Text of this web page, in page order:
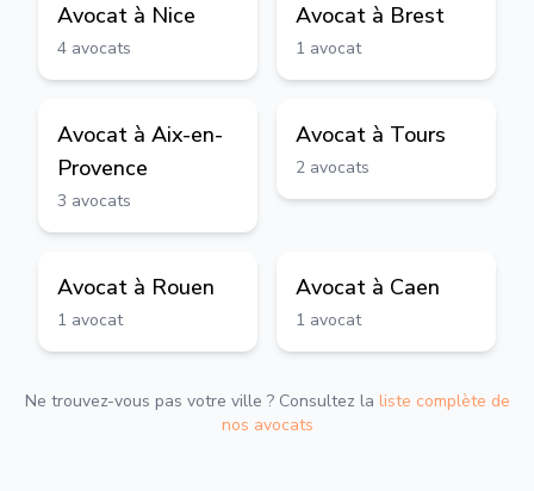
Avocat à Nice
4 avocats
Avocat à Brest
1 avocat
Avocat à Aix-en-
Provence
3 avocats
Avocat à Tours
2 avocats
Avocat à Rouen
1 avocat
Avocat à Caen
1 avocat
Ne trouvez-vous pas votre ville ? Consultez la liste complète de
nos avocats